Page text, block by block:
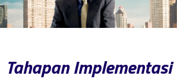
Tahapan Implementasi